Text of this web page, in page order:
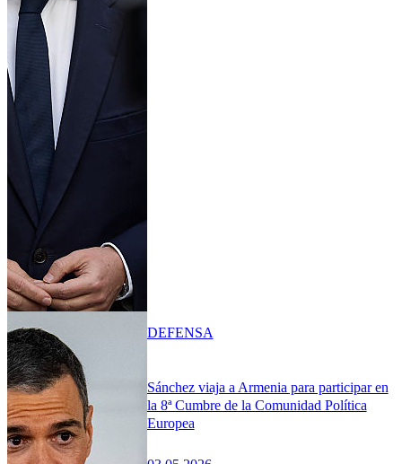
Sánchez viaja a Armenia para participar en
la 8ª Cumbre de la Comunidad Política
Europea
DEFENSA